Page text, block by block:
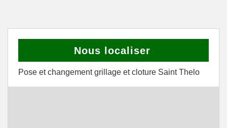
Nous localiser
Pose et changement grillage et cloture Saint Thelo